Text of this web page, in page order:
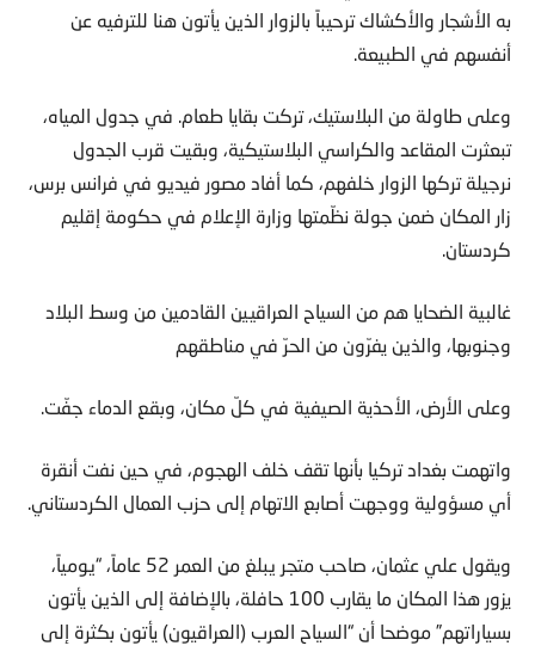
به الأشجار والأكشاك ترحيباً بالزوار الذين يأتون هنا للترفيه عن
أنفسهم في الطبيعة.
وعلى طاولة من البلاستيك، تركت بقايا طعام. في جدول المياه،
تبعثرت المقاعد والكراسي البلاستيكية، وبقيت قرب الجدول
نرجيلة تركها الزوار خلفهم، كما أفاد مصور فيديو في فرانس برس،
زار المكان ضمن جولة نظّمتها وزارة الإعلام في حكومة إقليم
كردستان.
غالبية الضحايا هم من السياح العراقيين القادمين من وسط البلاد
وجنوبها، والذين يفرّون من الحرّ في مناطقهم
وعلى الأرض، الأحذية الصيفية في كلّ مكان، وبقع الدماء جفّت.
واتهمت بغداد تركيا بأنها تقف خلف الهجوم، في حين نفت أنقرة
أي مسؤولية ووجهت أصابع الاتهام إلى حزب العمال الكردستاني.
ويقول علي عثمان، صاحب متجر يبلغ من العمر 52 عاماً، “يومياً،
يزور هذا المكان ما يقارب 100 حافلة، بالإضافة إلى الذين يأتون
بسياراتهم” موضحا أن “السياح العرب (العراقيون) يأتون بكثرة إلى